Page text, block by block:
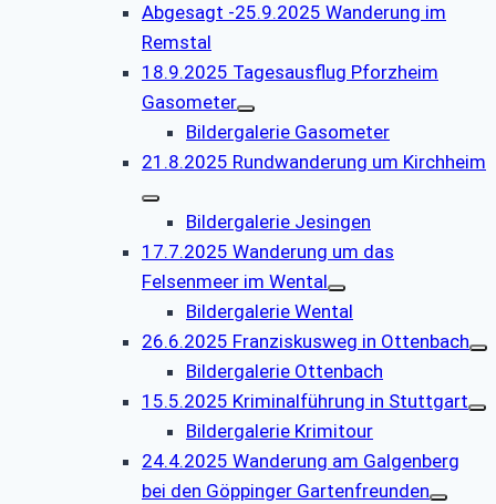
Abgesagt -25.9.2025 Wanderung im
Remstal
18.9.2025 Tagesausflug Pforzheim
Gasometer
Bildergalerie Gasometer
21.8.2025 Rundwanderung um Kirchheim
Bildergalerie Jesingen
17.7.2025 Wanderung um das
Felsenmeer im Wental
Bildergalerie Wental
26.6.2025 Franziskusweg in Ottenbach
Bildergalerie Ottenbach
15.5.2025 Kriminalführung in Stuttgart
Bildergalerie Krimitour
24.4.2025 Wanderung am Galgenberg
bei den Göppinger Gartenfreunden